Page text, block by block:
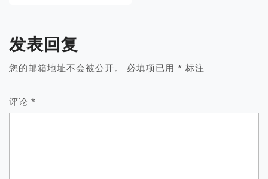
发表回复
您的邮箱地址不会被公开。 必填项已用 * 标注
评论 *